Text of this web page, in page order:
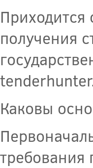
получения
Каковы
требования